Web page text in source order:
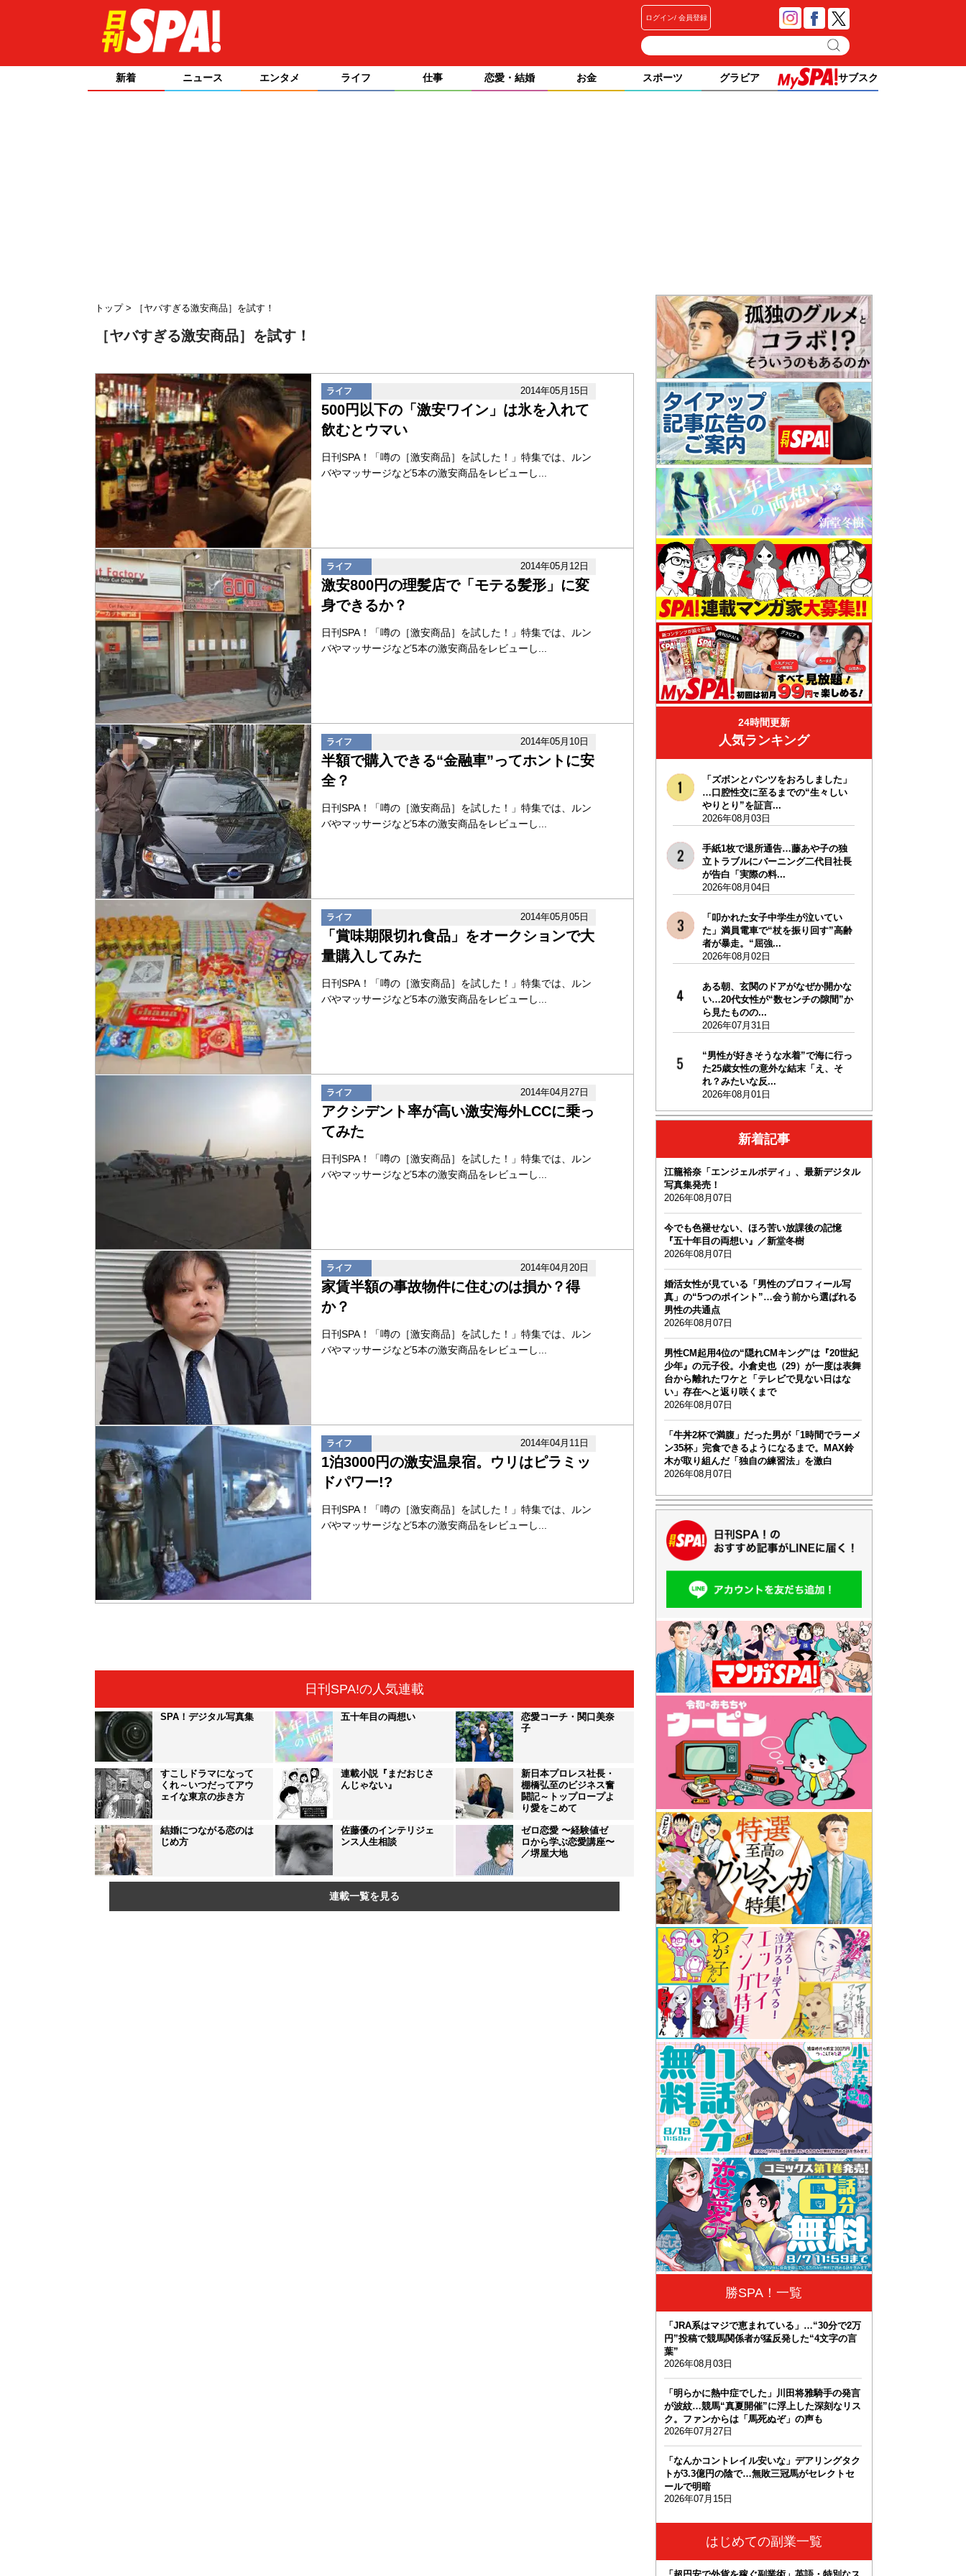
ログイン 会員登録
新着 ニュース エンタメ ライフ 仕事 恋愛・結婚 お金 スポーツ グラビア サブスク
トップ ［ヤバすぎる激安商品］を試す！
［ヤバすぎる激安商品］を試す！
ライフ 2014年05月15日
500円以下の「激安ワイン」は氷を入れて
飲むとウマい
日刊SPA！「噂の［激安商品］を試した！」特集では、ルン
バやマッサージなど5本の激安商品をレビューし...
ライフ 2014年05月12日
激安800円の理髪店で「モテる髪形」に変
身できるか？
日刊SPA！「噂の［激安商品］を試した！」特集では、ルン
バやマッサージなど5本の激安商品をレビューし...
ライフ 2014年05月10日
半額で購入できる“金融車”ってホントに安
全？
日刊SPA！「噂の［激安商品］を試した！」特集では、ルン
バやマッサージなど5本の激安商品をレビューし...
ライフ 2014年05月05日
「賞味期限切れ食品」をオークションで大
量購入してみた
日刊SPA！「噂の［激安商品］を試した！」特集では、ルン
バやマッサージなど5本の激安商品をレビューし...
ライフ 2014年04月27日
アクシデント率が高い激安海外LCCに乗っ
てみた
日刊SPA！「噂の［激安商品］を試した！」特集では、ルン
バやマッサージなど5本の激安商品をレビューし...
ライフ 2014年04月20日
家賃半額の事故物件に住むのは損か？得
か？
日刊SPA！「噂の［激安商品］を試した！」特集では、ルン
バやマッサージなど5本の激安商品をレビューし...
ライフ 2014年04月11日
1泊3000円の激安温泉宿。ウリはピラミッ
ドパワー!?
日刊SPA！「噂の［激安商品］を試した！」特集では、ルン
バやマッサージなど5本の激安商品をレビューし...
日刊SPA!の人気連載
SPA！デジタル写真集 五十年目の両想い
恋愛コーチ・関口美奈
子
すこしドラマになって
くれ～いつだってアウ
ェイな東京の歩き方
連載小説『まだおじさ
んじゃない』
新日本プロレス社長・
棚橋弘至のビジネス奮
闘記～トップロープよ
り愛をこめて
結婚につながる恋のは
じめ方
佐藤優のインテリジェ
ンス人生相談
ゼロ恋愛 〜経験値ゼ
ロから学ぶ恋愛講座〜
／堺屋大地
連載一覧を見る
24時間更新
人気ランキング
「ズボンとパンツをおろしました」
…口腔性交に至るまでの“生々しい
やりとり”を証言...
2026年08月03日
手紙1枚で退所通告…藤あや子の独
立トラブルにバーニング二代目社長
が告白「実際の料...
2026年08月04日
「叩かれた女子中学生が泣いてい
た」満員電車で“杖を振り回す”高齢
者が暴走。“屈強...
2026年08月02日
ある朝、玄関のドアがなぜか開かな
い…20代女性が“数センチの隙間”か
ら見たものの...
2026年07月31日
“男性が好きそうな水着”で海に行っ
た25歳女性の意外な結末「え、そ
れ？みたいな反...
2026年08月01日
新着記事
江籠裕奈「エンジェルボディ」、最新デジタル
写真集発売！
2026年08月07日
今でも色褪せない、ほろ苦い放課後の記憶
『五十年目の両想い』／新堂冬樹
2026年08月07日
婚活女性が見ている「男性のプロフィール写
真」の“5つのポイント”…会う前から選ばれる
男性の共通点
2026年08月07日
男性CM起用4位の“隠れCMキング”は『20世紀
少年』の元子役。小倉史也（29）が一度は表舞
台から離れたワケと「テレビで見ない日はな
い」存在へと返り咲くまで
2026年08月07日
「牛丼2杯で満腹」だった男が「1時間でラーメ
ン35杯」完食できるようになるまで。MAX鈴
木が取り組んだ「独自の練習法」を激白
2026年08月07日
勝SPA！一覧
「JRA系はマジで恵まれている」…“30分で2万
円”投稿で競馬関係者が猛反発した“4文字の言
葉”
2026年08月03日
「明らかに熱中症でした」川田将雅騎手の発言
が波紋…競馬“真夏開催”に浮上した深刻なリス
ク。ファンからは「馬死ぬぞ」の声も
2026年07月27日
「なんかコントレイル安いな」デアリングタク
トが3.3億円の陰で…無敗三冠馬がセレクトセ
ールで明暗
2026年07月15日
はじめての副業一覧